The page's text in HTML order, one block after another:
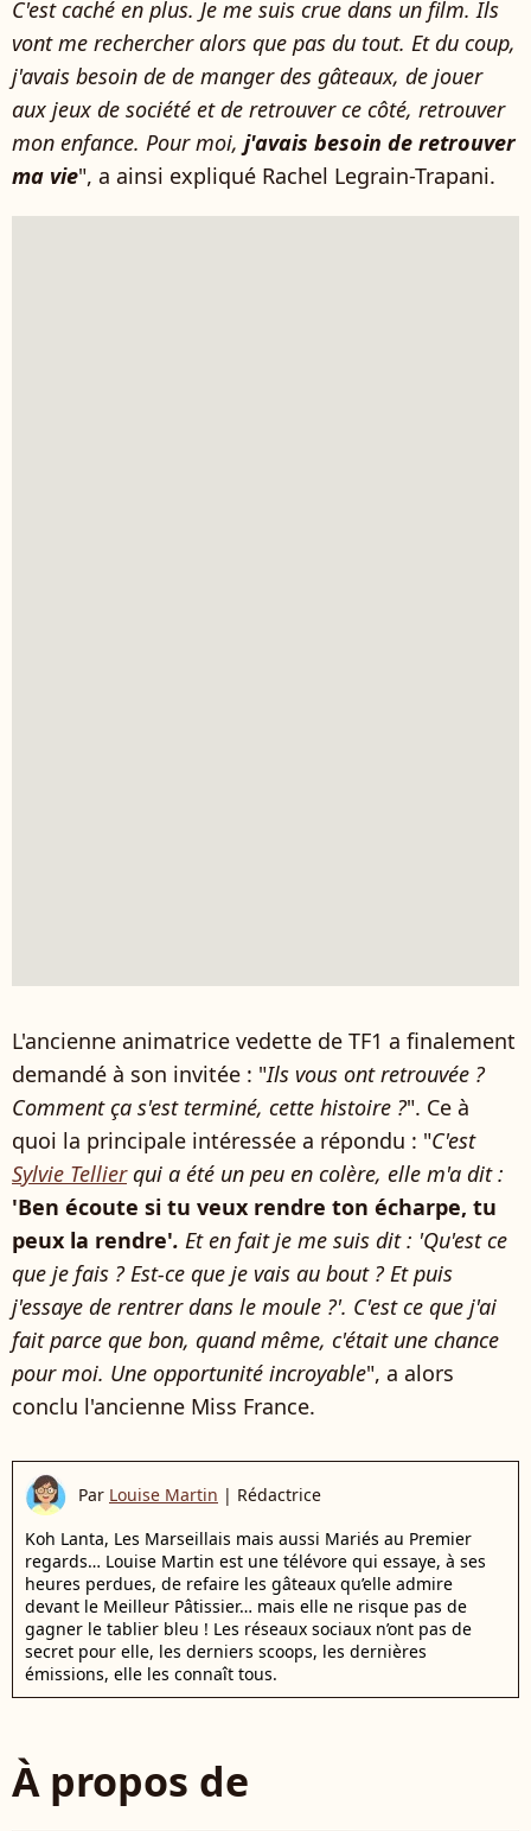
C'est caché en plus. Je me suis crue dans un film. Ils
vont me rechercher alors que pas du tout. Et du coup,
j'avais besoin de de manger des gâteaux, de jouer
aux jeux de société et de retrouver ce côté, retrouver
mon enfance. Pour moi, j'avais besoin de retrouver
ma vie", a ainsi expliqué Rachel Legrain-Trapani.
L'ancienne animatrice vedette de TF1 a finalement
demandé à son invitée : "Ils vous ont retrouvée ?
Comment ça s'est terminé, cette histoire ?". Ce à
quoi la principale intéressée a répondu : "C'est
Sylvie Tellierqui a été un peu en colère, elle m'a dit :
'Ben écoute si tu veux rendre ton écharpe, tu
peux la rendre'. Et en fait je me suis dit : 'Qu'est ce
que je fais ? Est-ce que je vais au bout ? Et puis
j'essaye de rentrer dans le moule ?'. C'est ce que j'ai
fait parce que bon, quand même, c'était une chance
pour moi. Une opportunité incroyable", a alors
conclu l'ancienne Miss France.
Par Louise Martin | Rédactrice
Koh Lanta, Les Marseillais mais aussi Mariés au Premier
regards… Louise Martin est une télévore qui essaye, à ses
heures perdues, de refaire les gâteaux qu’elle admire
devant le Meilleur Pâtissier… mais elle ne risque pas de
gagner le tablier bleu ! Les réseaux sociaux n’ont pas de
secret pour elle, les derniers scoops, les dernières
émissions, elle les connaît tous.
À propos de